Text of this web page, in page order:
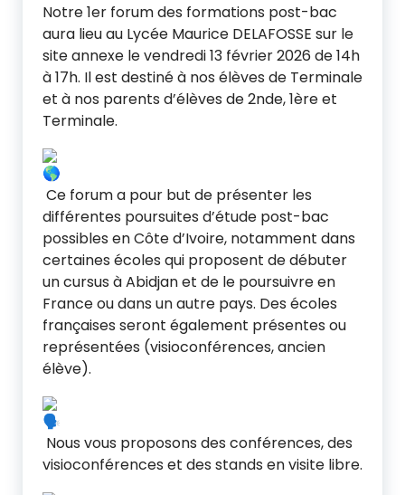
Notre 1er forum des formations post-bac
aura lieu au Lycée Maurice DELAFOSSE sur le
site annexe le vendredi 13 février 2026 de 14h
à 17h. Il est destiné à nos élèves de Terminale
et à nos parents d’élèves de 2nde, 1ère et
Terminale.
Ce forum a pour but de présenter les
différentes poursuites d’étude post-bac
possibles en Côte d’Ivoire, notamment dans
certaines écoles qui proposent de débuter
un cursus à Abidjan et de le poursuivre en
France ou dans un autre pays. Des écoles
françaises seront également présentes ou
représentées (visioconférences, ancien
élève).
Nous vous proposons des conférences, des
visioconférences et des stands en visite libre.